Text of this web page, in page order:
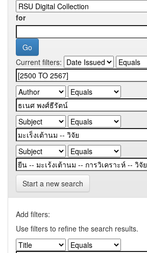
for
Current filters:
Start a new search
Add filters:
Use filters to refine the search results.